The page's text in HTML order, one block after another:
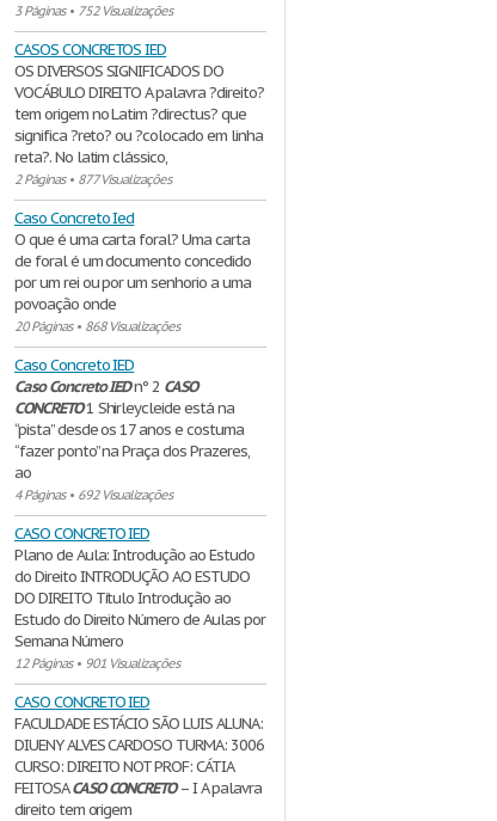
3 Páginas• 752 Visualizações
CASOS CONCRETOS IED
OS DIVERSOS SIGNIFICADOS DO
VOCÁBULO DIREITO A palavra ?direito?
tem origem no Latim ?directus? que
significa ?reto? ou ?colocado em linha
reta?. No latim clássico,
2 Páginas• 877 Visualizações
Caso Concreto Ied
O que é uma carta foral? Uma carta
de foral é um documento concedido
por um rei ou por um senhorio a uma
povoação onde
20 Páginas• 868 Visualizações
Caso Concreto IED
Caso ConcretoIEDnº 2 CASO
CONCRETO1 Shirleycleide está na
“pista” desde os 17 anos e costuma
“fazer ponto” na Praça dos Prazeres,
ao
4 Páginas• 692 Visualizações
CASO CONCRETO IED
Plano de Aula: Introdução ao Estudo
do Direito INTRODUÇÃO AO ESTUDO
DO DIREITO Título Introdução ao
Estudo do Direito Número de Aulas por
Semana Número
12 Páginas• 901 Visualizações
CASO CONCRETO IED
FACULDADE ESTÁCIO SÃO LUIS ALUNA:
DIUENY ALVES CARDOSO TURMA: 3006
CURSO: DIREITO NOT PROF: CÁTIA
FEITOSACASOCONCRETO– I A palavra
direito tem origem